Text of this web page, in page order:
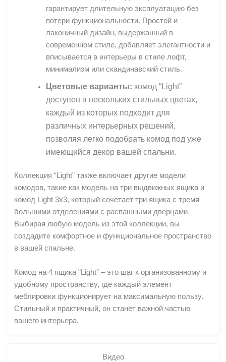
гарантирует длительную эксплуатацию без
потери функциональности. Простой и
лаконичный дизайн, выдержанный в
современном стиле, добавляет элегантности и
вписывается в интерьеры в стиле лофт,
минимализм или скандинавский стиль.
Цветовые варианты: комод “Light”
доступен в нескольких стильных цветах,
каждый из которых подходит для
различных интерьерных решений,
позволяя легко подобрать комод под уже
имеющийся декор вашей спальни.
Коллекция “Light” также включает другие модели
комодов, такие как модель на три выдвижных ящика и
комод Light 3х3, который сочетает три ящика с тремя
большими отделениями с распашными дверцами.
Выбирая любую модель из этой коллекции, вы
создадите комфортное и функциональное пространство
в вашей спальне.
Комод на 4 ящика “Light” – это шаг к организованному и
удобному пространству, где каждый элемент
меблировки функционирует на максимальную пользу.
Стильный и практичный, он станет важной частью
вашего интерьера.
Видео